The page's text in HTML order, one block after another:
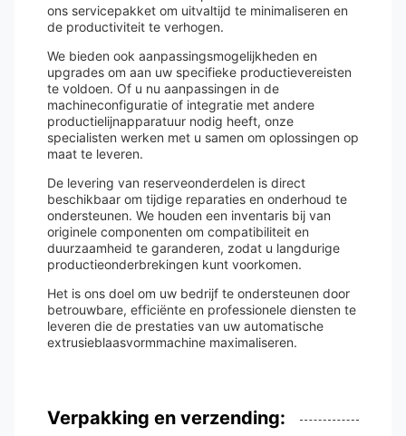
ons servicepakket om uitvaltijd te minimaliseren en
de productiviteit te verhogen.
We bieden ook aanpassingsmogelijkheden en
upgrades om aan uw specifieke productievereisten
te voldoen. Of u nu aanpassingen in de
machineconfiguratie of integratie met andere
productielijnapparatuur nodig heeft, onze
specialisten werken met u samen om oplossingen op
maat te leveren.
De levering van reserveonderdelen is direct
beschikbaar om tijdige reparaties en onderhoud te
ondersteunen. We houden een inventaris bij van
originele componenten om compatibiliteit en
duurzaamheid te garanderen, zodat u langdurige
productieonderbrekingen kunt voorkomen.
Het is ons doel om uw bedrijf te ondersteunen door
betrouwbare, efficiënte en professionele diensten te
leveren die de prestaties van uw automatische
extrusieblaasvormmachine maximaliseren.
Verpakking en verzending: